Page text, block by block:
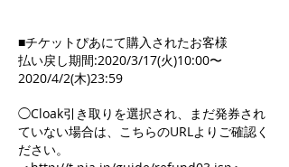
■チケットぴあにて購入されたお客様
払い戻し期間:2020/3/17(火)10:00〜
2020/4/2(木)23:59
◯Cloak引き取りを選択され、まだ発券され
ていない場合は、こちらのURLよりご確認く
ださい。